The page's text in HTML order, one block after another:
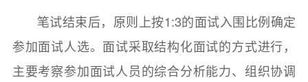
笔试结束后，原则上按1:3的面试入围比例确定
参加面试人选。面试采取结构化面试的方式进行，
主要考察参加面试人员的综合分析能力、组织协调